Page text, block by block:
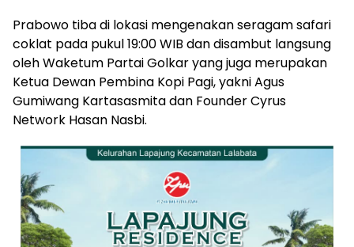
Prabowo tiba di lokasi mengenakan seragam safari
coklat pada pukul 19:00 WIB dan disambut langsung
oleh Waketum Partai Golkar yang juga merupakan
Ketua Dewan Pembina Kopi Pagi, yakni Agus
Gumiwang Kartasasmita dan Founder Cyrus
Network Hasan Nasbi.